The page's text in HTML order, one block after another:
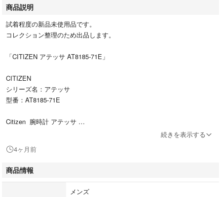
商品説明
試着程度の新品未使用品です。
コレクション整理のため出品します。
「CITIZEN アテッサ AT8185-71E」
CITIZEN
シリーズ名：アテッサ
型番：AT8185-71E
Citizen 腕時計 アテッサ
AT8185-71E
続きを表示する
4ヶ月前
商品情報
メンズ